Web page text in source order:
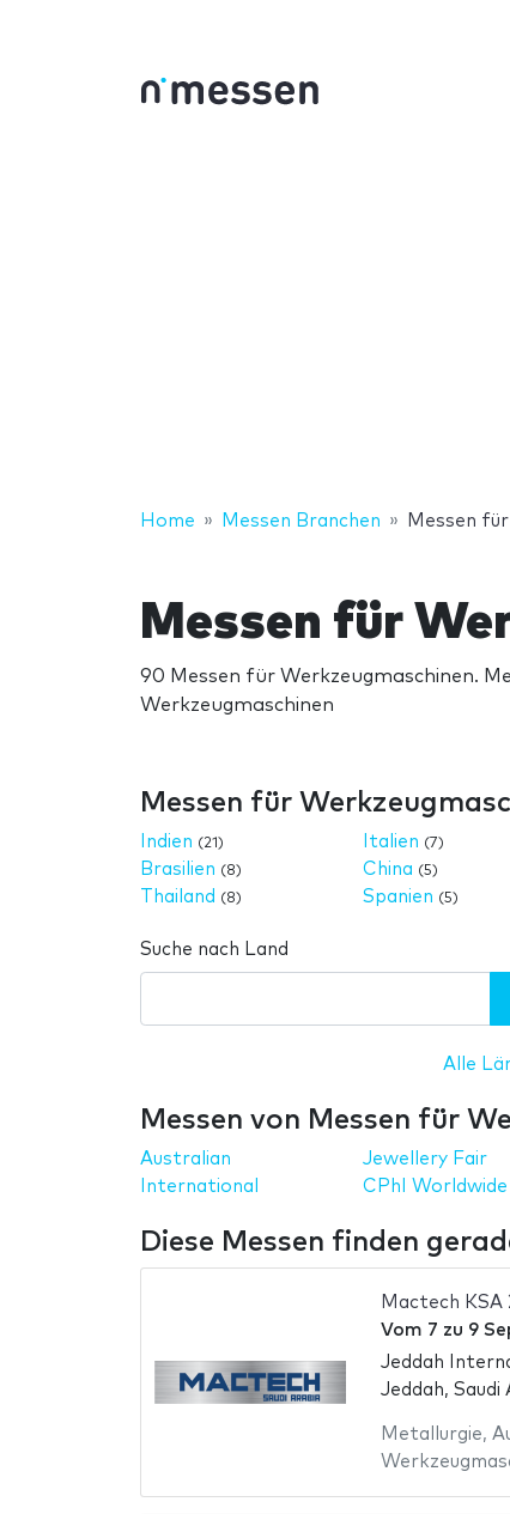
Home Messen Branchen Messen
Messen für
90 Messen für Werkzeugmaschinen.
Werkzeugmaschinen
Messen für
Indien (21)
Brasilien (8)
Thailand (8)
Italien (7)
China (5)
Spanien (5)
Suche nach Land
Alle
Messen von Messen für
Australian
International
Jewellery Fair
CPhI Worldwide
Diese Messen finden
Mactech KSA
Vom 7 zu 9
Jeddah
Jeddah, Saudi
Metallurgie,